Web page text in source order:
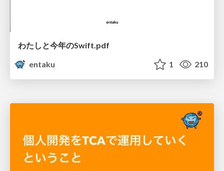
わたしと今年のSwift.pdf
entaku
1 210